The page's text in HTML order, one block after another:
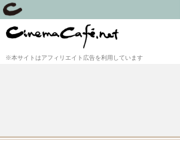
※本サイトはアフィリエイト広告を利用しています